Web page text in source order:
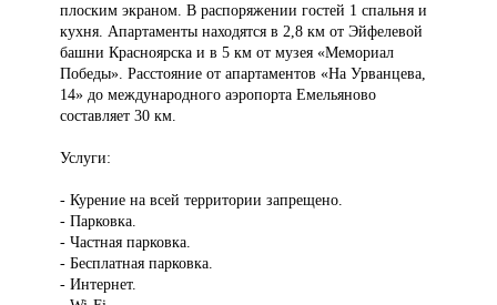
плоским экраном. В распоряжении гостей 1 спальня и
кухня. Апартаменты находятся в 2,8 км от Эйфелевой
башни Красноярска и в 5 км от музея «Мемориал
Победы». Расстояние от апартаментов «На Урванцева,
14» до международного аэропорта Емельяново
составляет 30 км.
Услуги:
- Курение на всей территории запрещено.
- Парковка.
- Частная парковка.
- Бесплатная парковка.
- Интернет.